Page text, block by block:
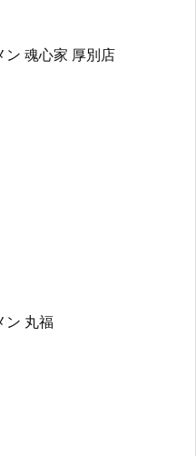
ン 魂心家 厚別店
ン 丸福